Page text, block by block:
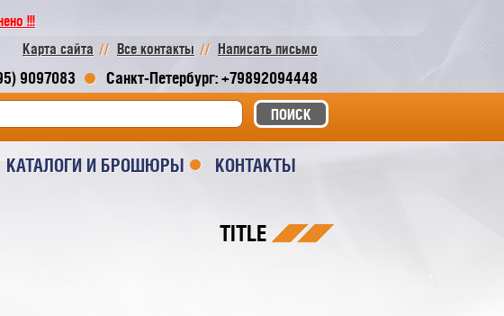
!!!
Карта сайта
Все контакты Написать письмо
9097083
Санкт-Петербург: +79892094448
КАТАЛОГИ И БРОШЮРЫ КОНТАКТЫ
TITLE